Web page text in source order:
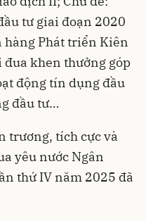
tư giai đoạn 2020
hàng Phát triển Kiên
đua khen thưởng góp
động tín dụng đầu
đầu tư…
trương, tích cực và
yêu nước Ngân
thứ IV năm 2025 đã